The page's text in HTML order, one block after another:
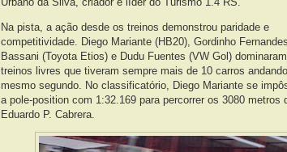
Urbano da Silva, criador e líder do Turismo 1.4 RS.
Na pista, a ação desde os treinos demonstrou paridade e
competitividade. Diego Mariante (HB20), Gordinho
Bassani (Toyota Etios) e Dudu Fuentes (VW Gol)
treinos livres que tiveram sempre mais de 10 carros
mesmo segundo. No classificatório, Diego Mariante se
a pole-position com 1:32.169 para percorrer os 3080 metros
Eduardo P. Cabrera.